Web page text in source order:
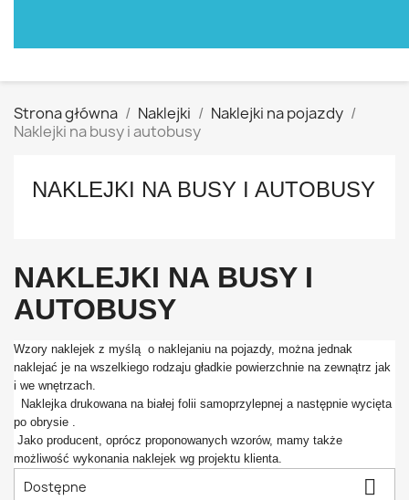
Strona główna Naklejki
Naklejki na pojazdy
Naklejki na busy i autobusy
NAKLEJKI NA BUSY I AUTOBUSY
NAKLEJKI NA BUSY I
AUTOBUSY
Wzory naklejek z myślą o naklejaniu na pojazdy, można jednak
naklejać je na wszelkiego rodzaju gładkie powierzchnie na zewnątrz jak
i we wnętrzach.
Naklejka drukowana na białej folii samoprzylepnej a następnie wycięta
po obrysie .
Jako producent, oprócz proponowanych wzorów, mamy także
możliwość wykonania naklejek wg projektu klienta.
Dostępne 